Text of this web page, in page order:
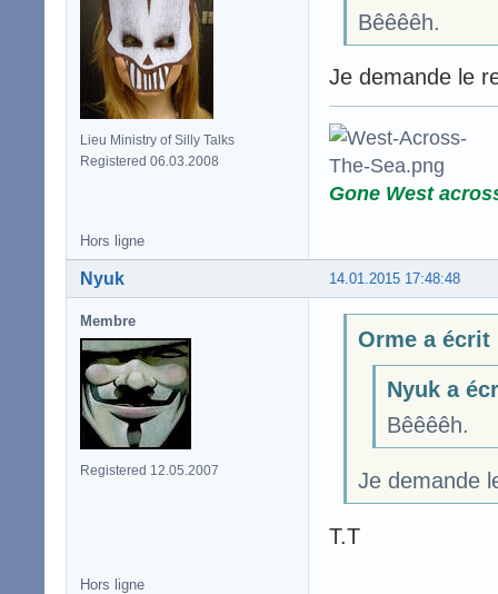
Lieu Ministry of Silly Talks
Registered 06.03.2008
Bêêêêh.
Je demande le
Gone West
Hors ligne
14.01.2015 17:48:48
Nyuk
Membre
Registered 12.05.2007
Orme a écrit
Nyuk a
Bêêêêh.
Je demande
T.T
Hors ligne